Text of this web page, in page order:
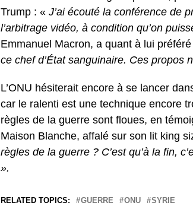
Trump : « J’ai écouté la conférence de
l’arbitrage vidéo, à condition qu’on
Emmanuel Macron, a quant à lui
ce chef d’État sanguinaire. Ces propos
L’ONU hésiterait encore à se lancer
car le ralenti est une technique encore
règles de la guerre sont floues, en
Maison Blanche, affalé sur son lit king
règles de la guerre ? C’est qu’à la fin,
».
RELATED TOPICS: GUERRE ONU SYRIE